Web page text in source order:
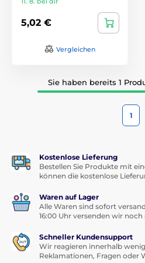
5,02 €
Vergleichen
Sie haben bereits 1
1
Kostenlose Lieferung
Bestellen Sie Produkte mit
können die kostenlose
Waren auf Lager
Alle Waren sind sofort
16:00 Uhr versenden wir noch
Schneller Kundensupport
Wir reagieren innerhalb
Reklamationen, Fragen oder